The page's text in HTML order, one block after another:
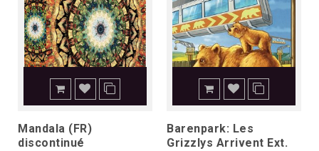
Mandala (FR)
discontinué
Barenpark: Les
Grizzlys Arrivent Ext.